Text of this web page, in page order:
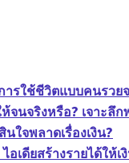
รใช้ชีวิตแบบคนรวย
นจริงหรือ? เจาะลึ
ใจพลาดเรื่องเงิน?
เดียสร้างรายได้ให้